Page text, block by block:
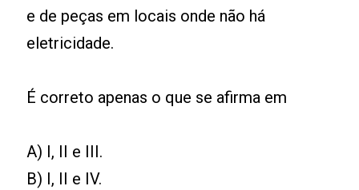
e de peças em locais onde não há
eletricidade.
É correto apenas o que se afirma em
A) I, II e III.
B) I, II e IV.